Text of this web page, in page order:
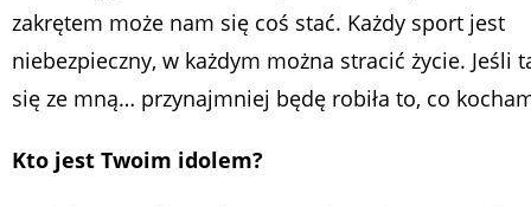
zakrętem może nam się coś stać. Każdy sport jest
niebezpieczny, w każdym można stracić życie. Jeśli
się ze mną… przynajmniej będę robiła to, co
Kto jest Twoim idolem?